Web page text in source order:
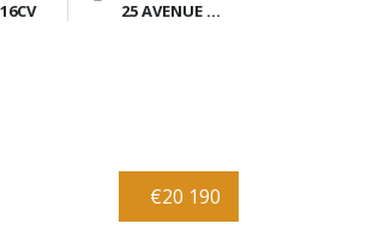
25 AVENUE DE BRANNE 33370 TRESSES
€20 190